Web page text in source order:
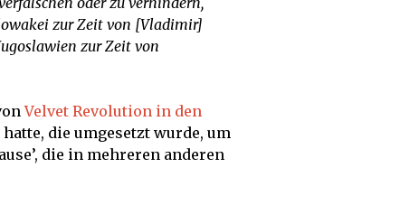
zur Zeit von [Vladimir]
zur Zeit von
Velvet Revolution in den
die umgesetzt wurde, um
die in mehreren anderen